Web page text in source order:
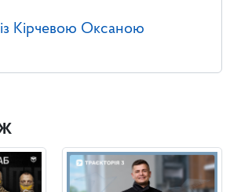
Кірчевою Оксаною